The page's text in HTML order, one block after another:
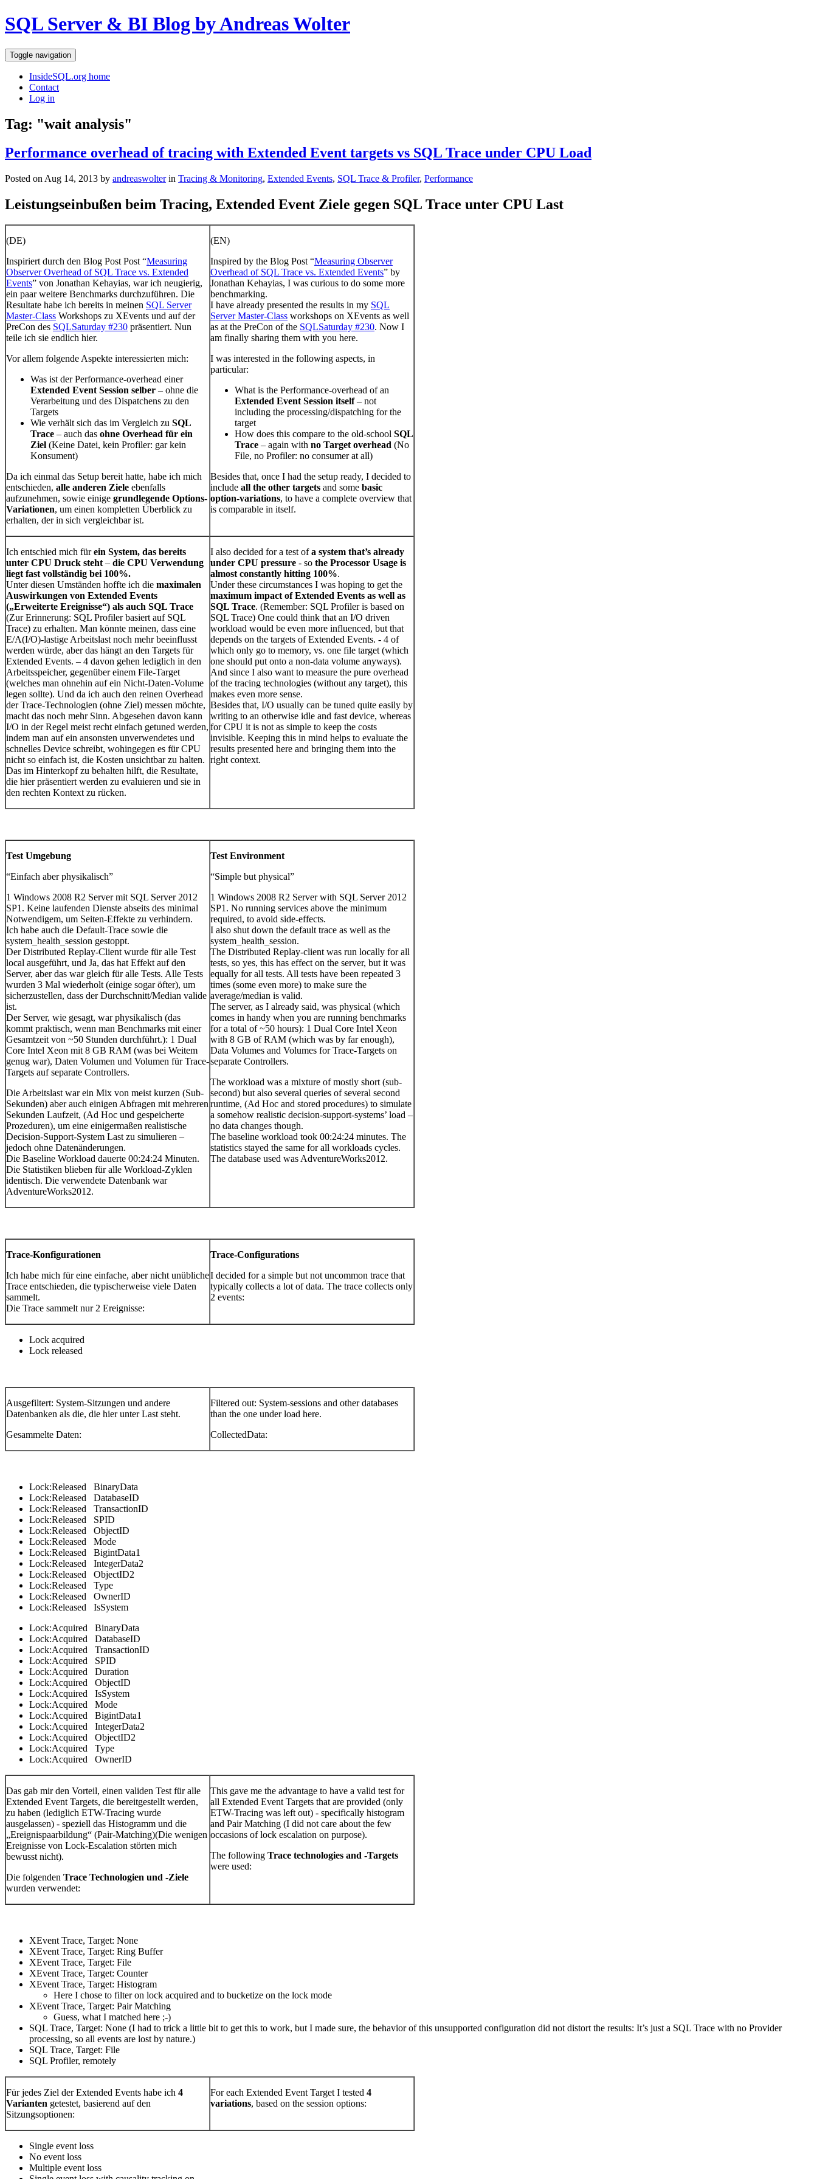
SQL Server & BI Blog by Andreas Wolter
Toggle navigation
InsideSQL.org home
Contact
Log in
Tag: "wait analysis"
Performance overhead of tracing with Extended Event targets vs SQL Trace under CPU Load
Posted on Aug 14, 2013 by andreaswolterin Tracing & Monitoring, Extended Events, SQL Trace & Profiler, Performance
Leistungseinbußen beim Tracing, Extended Event Ziele gegen SQL Trace unter CPU Last
(DE)
Inspiriert durch den Blog Post Post “Measuring
Observer Overhead of SQL Trace vs. Extended
Events” von Jonathan Kehayias, war ich neugierig,
ein paar weitere Benchmarks durchzuführen. Die
Resultate habe ich bereits in meinen SQL Server
Master-Class Workshops zu XEvents und auf der
PreCon des SQLSaturday #230 präsentiert. Nun
teile ich sie endlich hier.
Vor allem folgende Aspekte interessierten mich:
Was ist der Performance-overhead einer
Extended Event Session selber – ohne die
Verarbeitung und des Dispatchens zu den
Targets
Wie verhält sich das im Vergleich zu SQL
Trace – auch das ohne Overhead für ein
Ziel (Keine Datei, kein Profiler: gar kein
Konsument)
Da ich einmal das Setup bereit hatte, habe ich mich
entschieden, alle anderen Ziele ebenfalls
aufzunehmen, sowie einige grundlegende Options-
Variationen, um einen kompletten Überblick zu
erhalten, der in sich vergleichbar ist.
(EN)
Inspired by the Blog Post “Measuring Observer
Overhead of SQL Trace vs. Extended Events” by
Jonathan Kehayias, I was curious to do some more
benchmarking.
I have already presented the results in my SQL
Server Master-Class workshops on XEvents as well
as at the PreCon of the SQLSaturday #230. Now I
am finally sharing them with you here.
I was interested in the following aspects, in
particular:
What is the Performance-overhead of an
Extended Event Session itself– not
including the processing/dispatching for the
target
How does this compare to the old-school SQL
Trace – again with no Target overhead (No
File, no Profiler: no consumer at all)
Besides that, once I had the setup ready, I decided to
include all the other targets and some basic
option-variations, to have a complete overview that
is comparable in itself.
Ich entschied mich fürein System, das bereits
unter CPU Druck steht– die CPU Verwendung
liegt fast vollständig bei 100%.
Unter diesen Umständen hoffte ich die maximalen
Auswirkungen von Extended Events
(„Erweiterte Ereignisse“) als auch SQL Trace
(Zur Erinnerung: SQL Profiler basiert auf SQL
Trace) zu erhalten. Man könnte meinen, dass eine
E/A(I/O)-lastige Arbeitslast noch mehr beeinflusst
werden würde, aber das hängt an den Targets für
Extended Events. – 4 davon gehen lediglich in den
Arbeitsspeicher, gegenüber einem File-Target
(welches man ohnehin auf ein Nicht-Daten-Volume
legen sollte). Und da ich auch den reinen Overhead
der Trace-Technologien (ohne Ziel) messen möchte,
macht das noch mehr Sinn. Abgesehen davon kann
I/O in der Regel meist recht einfach getuned werden,
indem man auf ein ansonsten unverwendetes und
schnelles Device schreibt, wohingegen es für CPU
nicht so einfach ist, die Kosten unsichtbar zu halten.
Das im Hinterkopf zu behalten hilft, die Resultate,
die hier präsentiert werden zu evaluieren und sie in
den rechten Kontext zu rücken.
I also decided for a test ofa system that’s already
under CPU pressure - so the Processor Usage is
almost constantly hitting 100%.
Under these circumstances I was hoping to get the
maximum impact of Extended Events as well as
SQL Trace. (Remember: SQL Profiler is based on
SQL Trace) One could think that an I/O driven
workload would be even more influenced, but that
depends on the targets of Extended Events. - 4 of
which only go to memory, vs. one file target (which
one should put onto a non-data volume anyways).
And since I also want to measure the pure overhead
of the tracing technologies (without any target), this
makes even more sense.
Besides that, I/O usually can be tuned quite easily by
writing to an otherwise idle and fast device, whereas
for CPU it is not as simple to keep the costs
invisible. Keeping this in mind helps to evaluate the
results presented here and bringing them into the
right context.
Test Umgebung
“Einfach aber physikalisch”
1 Windows 2008 R2 Server mit SQL Server 2012
SP1. Keine laufenden Dienste abseits des minimal
Notwendigem, um Seiten-Effekte zu verhindern.
Ich habe auch die Default-Trace sowie die
system_health_session gestoppt.
Der Distributed Replay-Client wurde für alle Test
local ausgeführt, und Ja, das hat Effekt auf den
Server, aber das war gleich für alle Tests. Alle Tests
wurden 3 Mal wiederholt (einige sogar öfter), um
sicherzustellen, dass der Durchschnitt/Median valide
ist.
Der Server, wie gesagt, war physikalisch (das
kommt praktisch, wenn man Benchmarks mit einer
Gesamtzeit von ~50 Stunden durchführt.): 1 Dual
Core Intel Xeon mit 8 GB RAM (was bei Weitem
genug war), Daten Volumen und Volumen für Trace-
Targets auf separate Controllers.
Die Arbeitslast war ein Mix von meist kurzen (Sub-
Sekunden) aber auch einigen Abfragen mit mehreren
Sekunden Laufzeit, (Ad Hoc und gespeicherte
Prozeduren), um eine einigermaßen realistische
Decision-Support-System Last zu simulieren –
jedoch ohne Datenänderungen.
Die Baseline Workload dauerte 00:24:24 Minuten.
Die Statistiken blieben für alle Workload-Zyklen
identisch. Die verwendete Datenbank war
AdventureWorks2012.
Test Environment
“Simple but physical”
1 Windows 2008 R2 Server with SQL Server 2012
SP1. No running services above the minimum
required, to avoid side-effects.
I also shut down the default trace as well as the
system_health_session.
The Distributed Replay-client was run locally for all
tests, so yes, this has effect on the server, but it was
equally for all tests. All tests have been repeated 3
times (some even more) to make sure the
average/median is valid.
The server, as I already said, was physical (which
comes in handy when you are running benchmarks
for a total of ~50 hours): 1 Dual Core Intel Xeon
with 8 GB of RAM (which was by far enough),
Data Volumes and Volumes for Trace-Targets on
separate Controllers.
The workload was a mixture of mostly short (sub-
second) but also several queries of several second
runtime, (Ad Hoc and stored procedures) to simulate
a somehow realistic decision-support-systems’ load –
no data changes though.
The baseline workload took 00:24:24 minutes. The
statistics stayed the same for all workloads cycles.
The database used was AdventureWorks2012.
Trace-Konfigurationen
Ich habe mich für eine einfache, aber nicht unübliche
Trace entschieden, die typischerweise viele Daten
sammelt.
Die Trace sammelt nur 2 Ereignisse:
Trace-Configurations
I decided for a simple but not uncommon trace that
typically collects a lot of data. The trace collects only
2 events:
Lock acquired
Lock released
Ausgefiltert: System-Sitzungen und andere
Datenbanken als die, die hier unter Last steht.
Gesammelte Daten:
Filtered out: System-sessions and other databases
than the one under load here.
CollectedData:
Lock:Released BinaryData
Lock:Released DatabaseID
Lock:Released TransactionID
Lock:Released SPID
Lock:Released ObjectID
Lock:Released Mode
Lock:Released BigintData1
Lock:Released IntegerData2
Lock:Released ObjectID2
Lock:Released Type
Lock:Released OwnerID
Lock:Released IsSystem
Lock:Acquired BinaryData
Lock:Acquired DatabaseID
Lock:Acquired TransactionID
Lock:Acquired SPID
Lock:Acquired Duration
Lock:Acquired ObjectID
Lock:Acquired IsSystem
Lock:Acquired Mode
Lock:Acquired BigintData1
Lock:Acquired IntegerData2
Lock:Acquired ObjectID2
Lock:Acquired Type
Lock:Acquired OwnerID
Das gab mir den Vorteil, einen validen Test für alle
Extended Event Targets, die bereitgestellt werden,
zu haben (lediglich ETW-Tracing wurde
ausgelassen) - speziell das Histogramm und die
„Ereignispaarbildung“ (Pair-Matching)(Die wenigen
Ereignisse von Lock-Escalation störten mich
bewusst nicht).
Die folgenden Trace Technologien und -Ziele
wurden verwendet:
This gave me the advantage to have a valid test for
all Extended Event Targets that are provided (only
ETW-Tracing was left out) - specifically histogram
and Pair Matching (I did not care about the few
occasions of lock escalation on purpose).
The following Trace technologies and -Targets
were used:
XEvent Trace, Target: None
XEvent Trace, Target: Ring Buffer
XEvent Trace, Target: File
XEvent Trace, Target: Counter
XEvent Trace, Target: Histogram
Here I chose to filter on lock acquired and to bucketize on the lock mode
XEvent Trace, Target: Pair Matching
Guess, what I matched here ;-)
SQL Trace, Target: None (I had to trick a little bit to get this to work, but I made sure, the behavior of this unsupported configuration did not distort the results: It’s just a SQL Trace with no Provider
processing, so all events are lost by nature.)
SQL Trace, Target: File
SQL Profiler, remotely
Für jedes Ziel der Extended Events habe ich 4
Varianten getestet, basierend auf den
Sitzungsoptionen:
For each Extended Event Target I tested 4
variations, based on the session options:
Single event loss
No event loss
Multiple event loss